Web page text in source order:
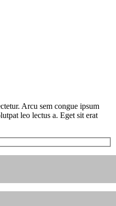
Arcu sem congue ipsum
leo lectus a. Eget sit erat